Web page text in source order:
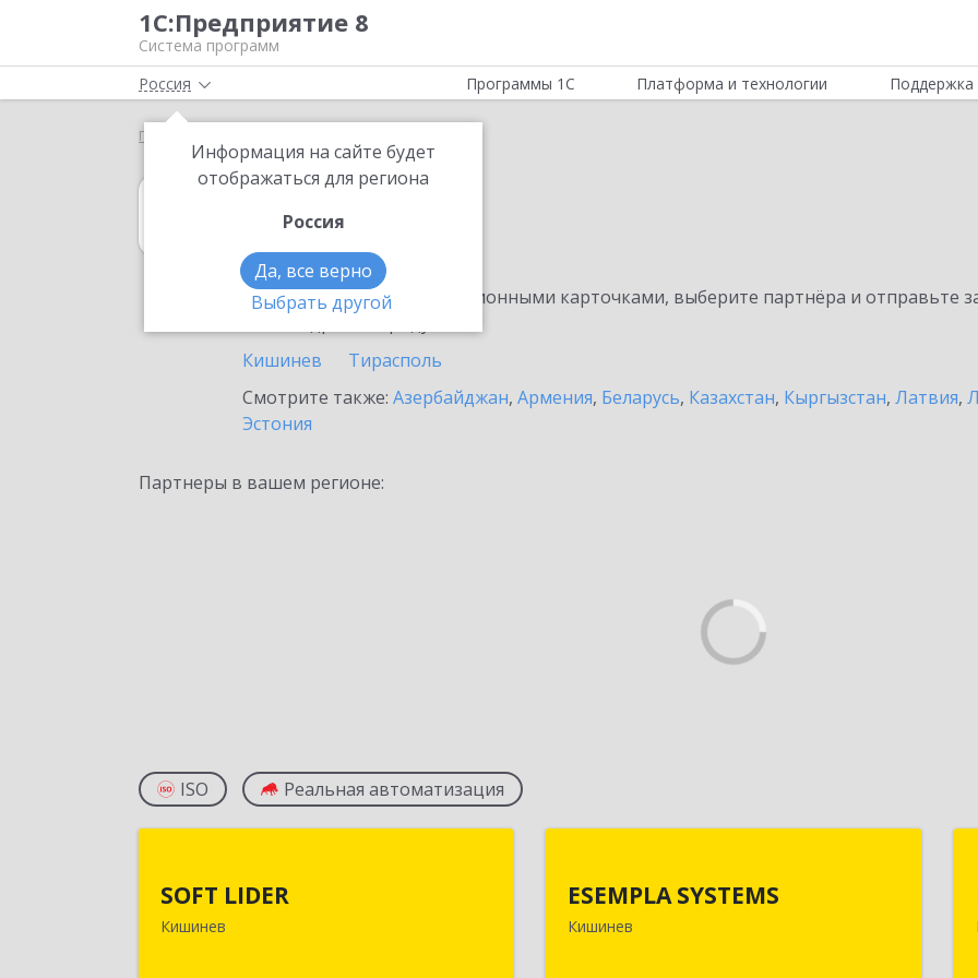
1С:Предприятие 8
Система программ
Россия
Информация на сайте будет
отображаться для региона
Россия
Да, все верно
Выбрать другой
Программы 1С Платформа и технологии Поддержка
Главная
1С:Касса
в Молдове
Ознакомьтесь с информационными карточками, выберите партнёра и отправьте
Кишинев
Тирасполь
Смотрите также: Азербайджан, Армения, Беларусь, Казахстан, Кыргызстан, Латвия,
Эстония
Партнеры в вашем регионе:
ISO Реальная автоматизация
SOFT LIDER
Кишинев
ESEMPLA SYSTEMS
Кишинев